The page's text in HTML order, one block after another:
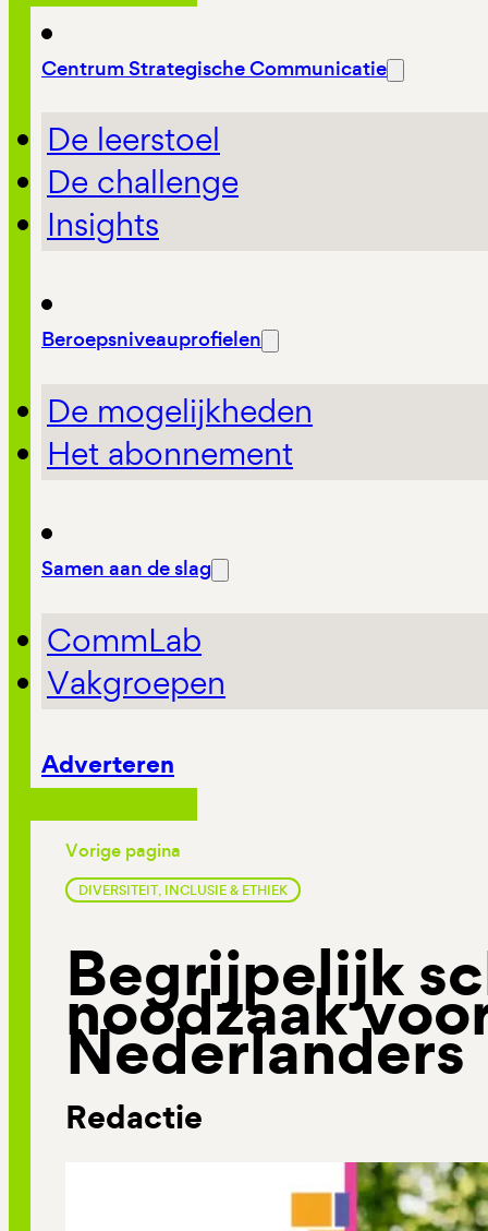
Centrum Strategische Communicatie
De leerstoel
De challenge
Insights
Beroepsniveauprofielen
De mogelijkheden
Het abonnement
Samen aan de slag
CommLab
Vakgroepen
Adverteren
Vorige pagina
DIVERSITEIT, INCLUSIE & ETHIEK
Begrijpelijk
noodzaak
Nederlanders
Redactie